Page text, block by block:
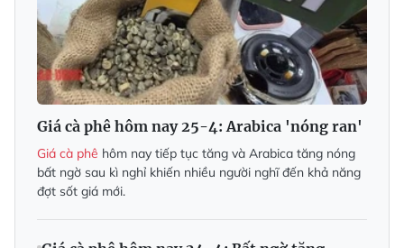
Giá cà phê hôm nay 25-4: Arabica 'nóng ran'
Giá cà phê hôm nay tiếp tục tăng và Arabica tăng nóng
bất ngờ sau kì nghỉ khiến nhiều người nghĩ đến khả năng
đợt sốt giá mới.